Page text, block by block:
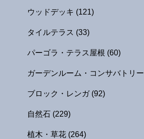
ウッドデッキ (121)
タイルテラス (33)
パーゴラ・テラス屋根 (60)
ガーデンルーム・コンサバトリー
ブロック・レンガ (92)
自然石 (229)
植木・草花 (264)